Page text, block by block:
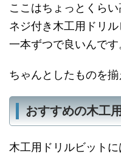
ここはちょっとくら
ネジ付き木工用ドリル
一本ずつで良いんです
ちゃんとしたものを揃
おすすめの木工
木工用ドリルビット